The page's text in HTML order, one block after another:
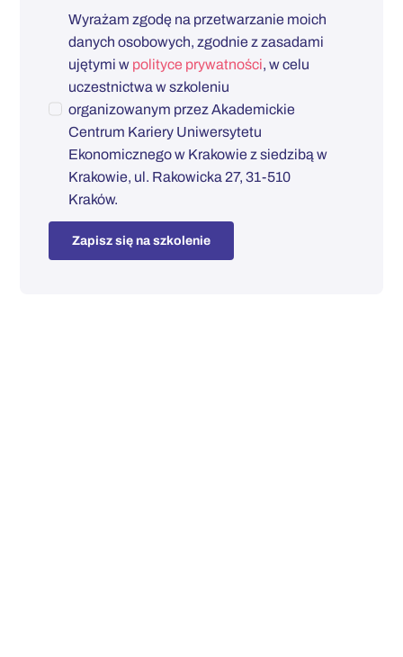
Wyrażam zgodę na przetwarzanie moich
danych osobowych, zgodnie z zasadami
ujętymi w polityce prywatności, w celu
uczestnictwa w szkoleniu
organizowanym przez Akademickie
Centrum Kariery Uniwersytetu
Ekonomicznego w Krakowie z siedzibą w
Krakowie, ul. Rakowicka 27, 31-510
Kraków.
Zapisz się na szkolenie